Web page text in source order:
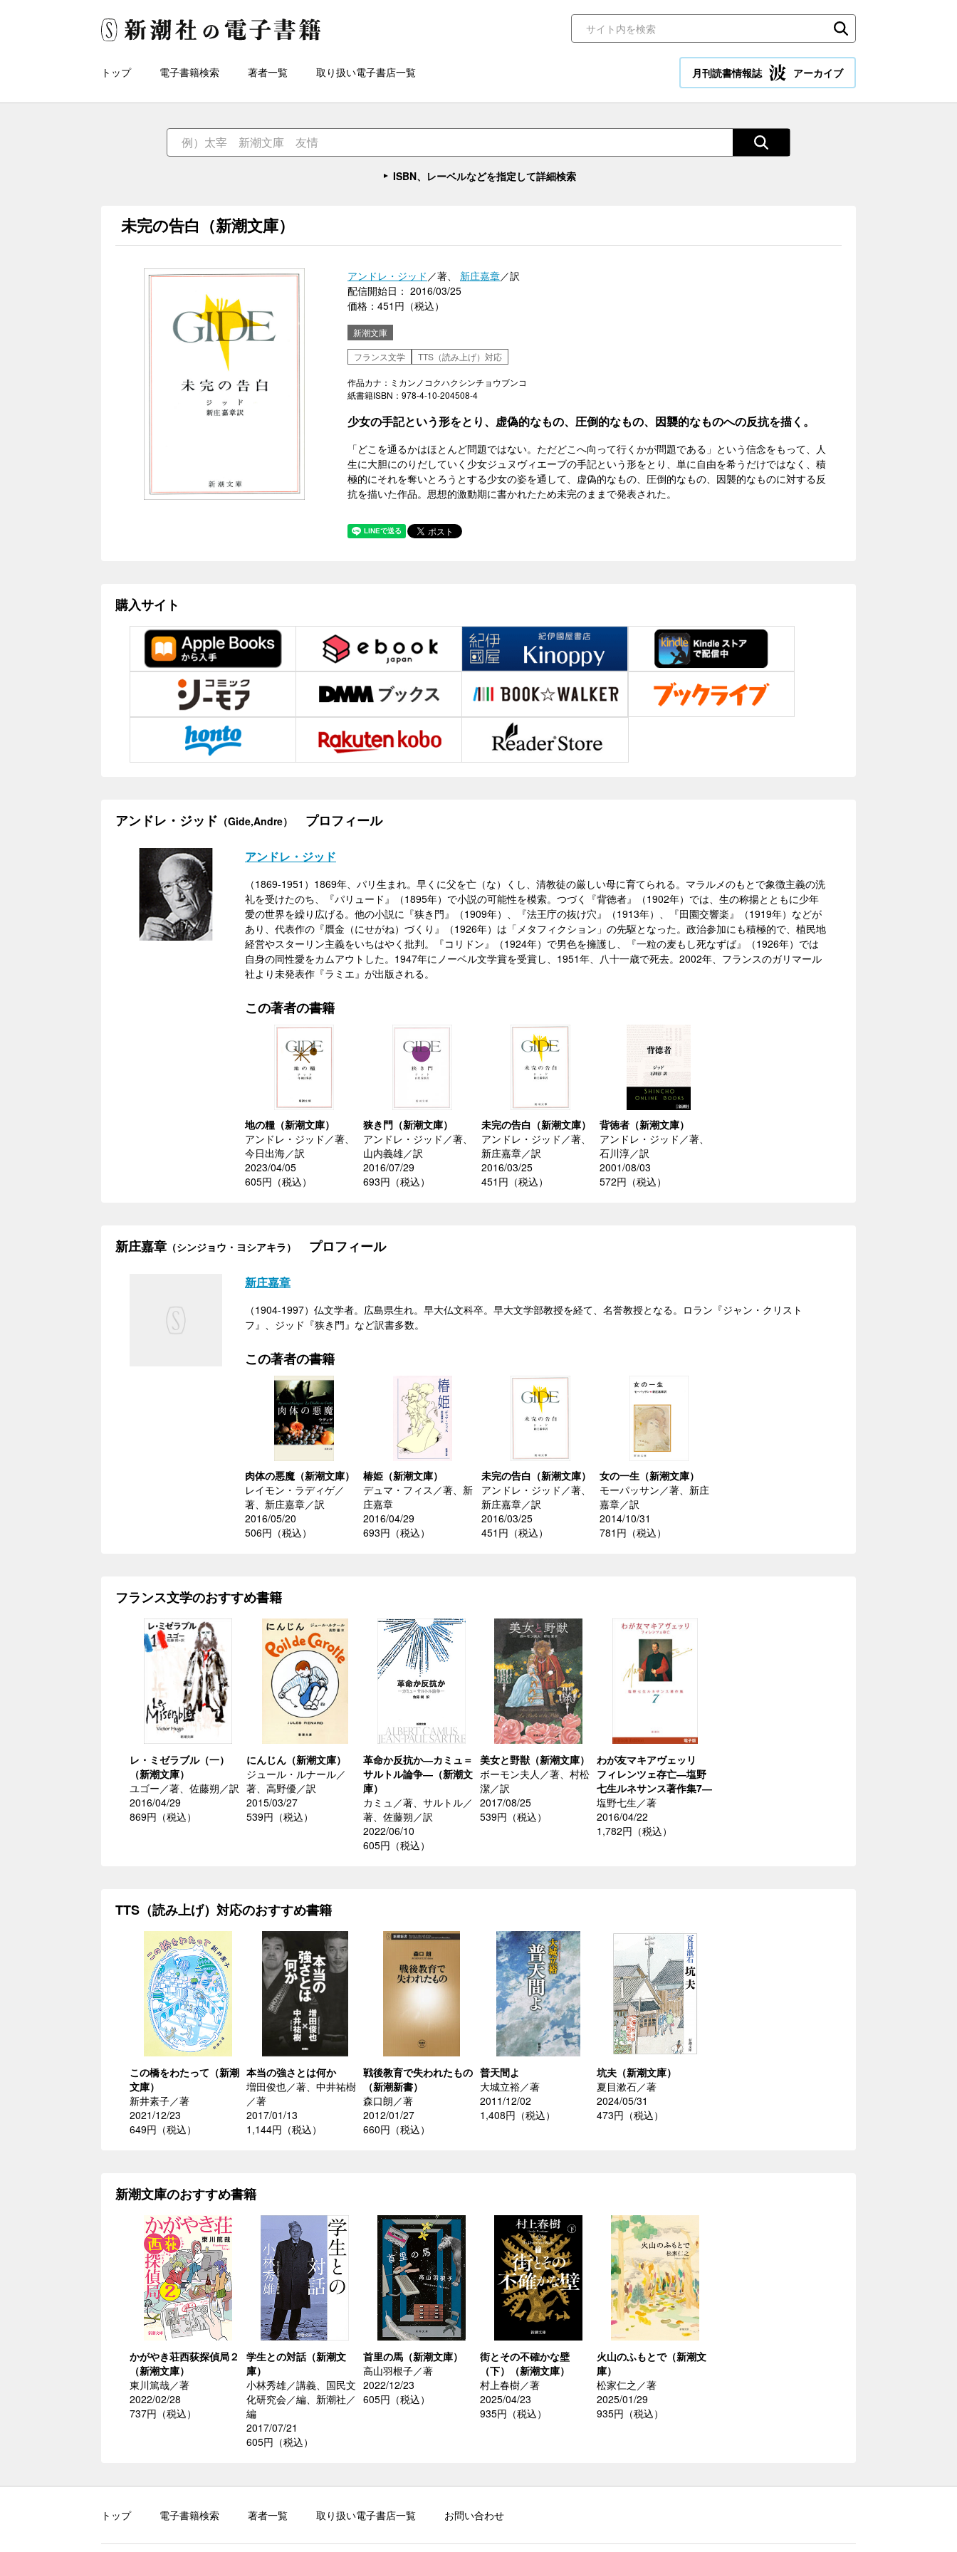
トップ 電子書籍検索 著者一覧 取り扱い電子書店一覧 月刊読書情報誌 アーカイブ
ISBN、レーベルなどを指定して詳細検索
未完の告白（新潮文庫）
アンドレ・ジッド ／著、 新庄嘉章／訳
配信開始日： 2016/03/25
価格：451円（税込）
新潮文庫
フランス文学
TTS（読み上げ）対応
作品カナ：ミカンノコクハクシンチョウブンコ
紙書籍ISBN：978-4-10-204508-4
少女の手記という形をとり、虚偽的なもの、圧倒的なもの、因襲的なものへの反抗を描く。
「どこを通るかはほとんど問題ではない。ただどこへ向って行くかが問題である」という信念をもって、人
生に大胆にのりだしていく少女ジュヌヴィエーブの手記という形をとり、単に自由を希うだけではなく、積
極的にそれを奪いとろうとする少女の姿を通して、虚偽的なもの、圧倒的なもの、因襲的なものに対する反
抗を描いた作品。思想的激動期に書かれたため未完のままで発表された。
購入サイト
アンドレ・ジッド （Gide,Andre） プロフィール
アンドレ・ジッド
（1869-1951）1869年、パリ生まれ。早くに父を亡（な）くし、清教徒の厳しい母に育てられる。マラルメのもとで象徴主義の洗
礼を受けたのち、『パリュード』（1895年）で小説の可能性を模索。つづく『背徳者』（1902年）では、生の称揚とともに少年
愛の世界を繰り広げる。他の小説に『狭き門』（1909年）、『法王庁の抜け穴』（1913年）、『田園交響楽』（1919年）などが
あり、代表作の『贋金（にせがね）づくり』（1926年）は「メタフィクション」の先駆となった。政治参加にも積極的で、植民地
経営やスターリン主義をいちはやく批判。『コリドン』（1924年）で男色を擁護し、『一粒の麦もし死なずば』（1926年）では
自身の同性愛をカムアウトした。1947年にノーベル文学賞を受賞し、1951年、八十一歳で死去。2002年、フランスのガリマール
社より未発表作『ラミエ』が出版される。
この著者の書籍
地の糧（新潮文庫）
アンドレ・ジッド／著、
今日出海／訳
2023/04/05
605円（税込）
狭き門（新潮文庫）
アンドレ・ジッド／著、
山内義雄／訳
2016/07/29
693円（税込）
未完の告白（新潮文庫）
アンドレ・ジッド／著、
新庄嘉章／訳
2016/03/25
451円（税込）
背徳者（新潮文庫）
アンドレ・ジッド／著、
石川淳／訳
2001/08/03
572円（税込）
新庄嘉章 （シンジョウ・ヨシアキラ） プロフィール
新庄嘉章
（1904-1997）仏文学者。広島県生れ。早大仏文科卒。早大文学部教授を経て、名誉教授となる。ロラン『ジャン・クリスト
フ』、ジッド『狭き門』など訳書多数。
この著者の書籍
肉体の悪魔（新潮文庫）
レイモン・ラディゲ／
著、新庄嘉章／訳
2016/05/20
506円（税込）
椿姫（新潮文庫）
デュマ・フィス／著、新
庄嘉章
2016/04/29
693円（税込）
未完の告白（新潮文庫）
アンドレ・ジッド／著、
新庄嘉章／訳
2016/03/25
451円（税込）
女の一生（新潮文庫）
モーパッサン／著、新庄
嘉章／訳
2014/10/31
781円（税込）
フランス文学のおすすめ書籍
レ・ミゼラブル（一）
（新潮文庫）
ユゴー／著、佐藤朔／訳
2016/04/29
869円（税込）
にんじん（新潮文庫）
ジュール・ルナール／
著、高野優／訳
2015/03/27
539円（税込）
革命か反抗か―カミュ＝
サルトル論争―（新潮文
庫）
カミュ／著、サルトル／
著、佐藤朔／訳
2022/06/10
605円（税込）
美女と野獣（新潮文庫）
ボーモン夫人／著、村松
潔／訳
2017/08/25
539円（税込）
わが友マキアヴェッリ
フィレンツェ存亡―塩野
七生ルネサンス著作集7―
塩野七生／著
2016/04/22
1,782円（税込）
TTS（読み上げ）対応のおすすめ書籍
この橋をわたって（新潮
文庫）
新井素子／著
2021/12/23
649円（税込）
本当の強さとは何か
増田俊也／著、中井祐樹
／著
2017/01/13
1,144円（税込）
戦後教育で失われたもの
（新潮新書）
森口朗／著
2012/01/27
660円（税込）
普天間よ
大城立裕／著
2011/12/02
1,408円（税込）
坑夫（新潮文庫）
夏目漱石／著
2024/05/31
473円（税込）
新潮文庫のおすすめ書籍
かがやき荘西荻探偵局２
（新潮文庫）
東川篤哉／著
2022/02/28
737円（税込）
学生との対話（新潮文
庫）
小林秀雄／講義、国民文
化研究会／編、新潮社／
編
2017/07/21
605円（税込）
首里の馬（新潮文庫）
高山羽根子／著
2022/12/23
605円（税込）
街とその不確かな壁
（下）（新潮文庫）
村上春樹／著
2025/04/23
935円（税込）
火山のふもとで（新潮文
庫）
松家仁之／著
2025/01/29
935円（税込）
トップ 電子書籍検索 著者一覧 取り扱い電子書店一覧 お問い合わせ